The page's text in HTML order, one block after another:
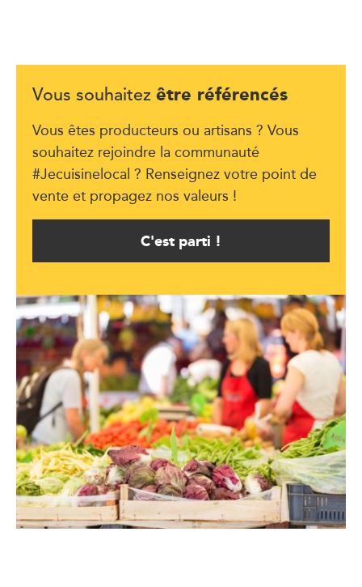
Vous souhaitez être référencés
Vous êtes producteurs ou artisans ? Vous
souhaitez rejoindre la communauté
#Jecuisinelocal ? Renseignez votre point de
vente et propagez nos valeurs !
C'est parti !